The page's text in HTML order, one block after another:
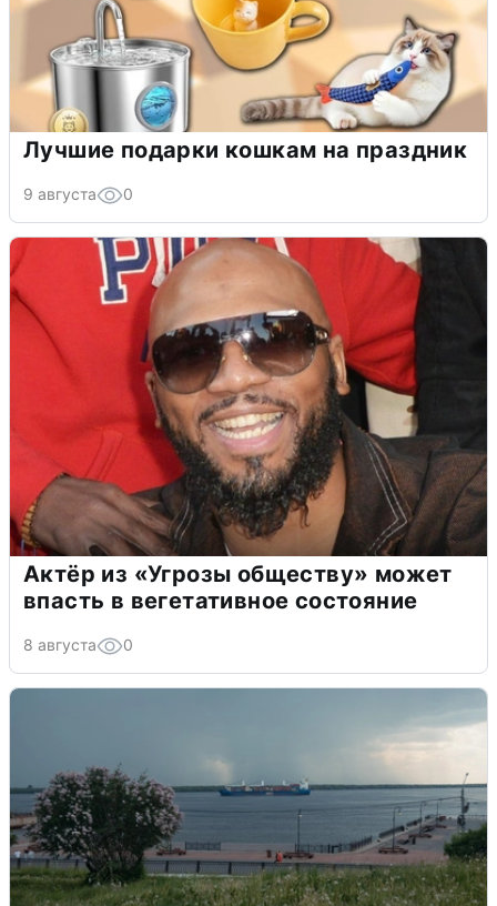
Лучшие подарки кошкам на праздник
9 августа 0
Актёр из «Угрозы обществу» может
впасть в вегетативное состояние
8 августа 0